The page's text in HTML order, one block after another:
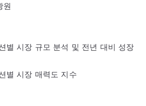
원
별 시장 규모 분석 및 전년 대비 성장
별 시장 매력도 지수